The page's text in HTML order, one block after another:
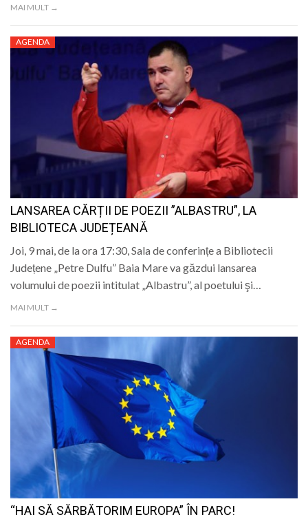
MAI MULT →
AGENDA
LANSAREA CĂRȚII DE POEZII ”ALBASTRU”, LA
BIBLIOTECA JUDEȚEANĂ
Joi, 9 mai, de la ora 17:30, Sala de conferințe a Bibliotecii
Județene „Petre Dulfu” Baia Mare va găzdui lansarea
volumului de poezii intitulat „Albastru”, al poetului şi…
MAI MULT →
AGENDA
“HAI SĂ SĂRBĂTORIM EUROPA” ÎN PARC!